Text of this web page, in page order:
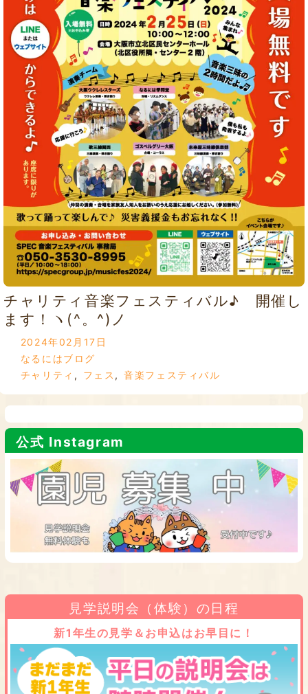
チャリティ音楽フェスティバル♪ 開催し
ます！ヽ(^。^)ノ
2024年02月17日
なるにはブログ
チャリティ , フェス ,音楽フェスティバル
公式 Instagram
見学説明会（体験）の日程
新1年生の見学＆お申込はお早目に！